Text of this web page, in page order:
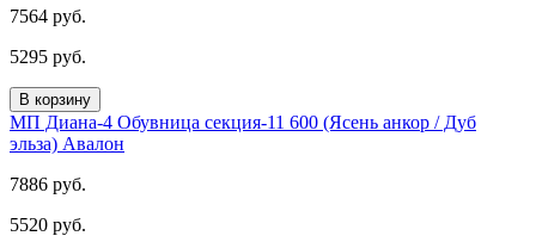
7564 руб.
5295 руб.
В корзину
МП Диана-4 Обувница секция-11 600 (Ясень анкор / Дуб
эльза) Авалон
7886 руб.
5520 руб.